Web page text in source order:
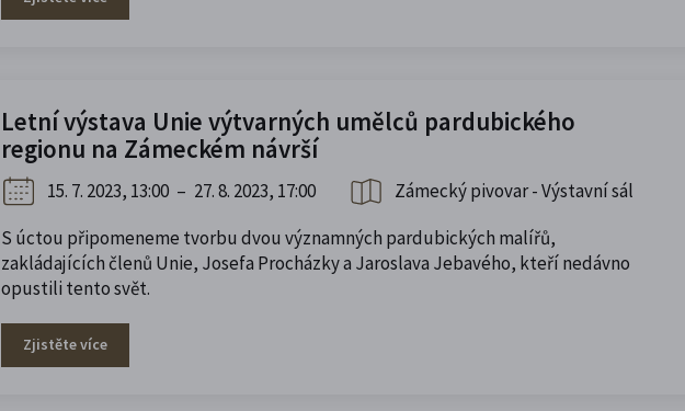
Letní výstava Unie výtvarných umělců pardubického
regionu na Zámeckém návrší
15. 7. 2023, 13:00 – 27. 8. 2023, 17:00
Zámecký pivovar - Výstavní sál
S úctou připomeneme tvorbu dvou významných pardubických malířů,
zakládajících členů Unie, Josefa Procházky a Jaroslava Jebavého, kteří nedávno
opustili tento svět.
Zjistěte více